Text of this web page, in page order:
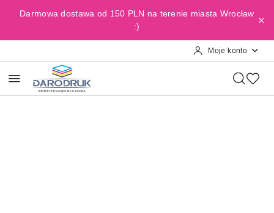
Przejdź do treści głównej
Przejdź do wyszukiwarki
Przejdź do moje konto
Przejdź do menu głównego
Przejdź do opisu produktu
Przejdź do stopki
Darmowa dostawa od 150 PLN na terenie miasta Wrocław
:)
Moje konto